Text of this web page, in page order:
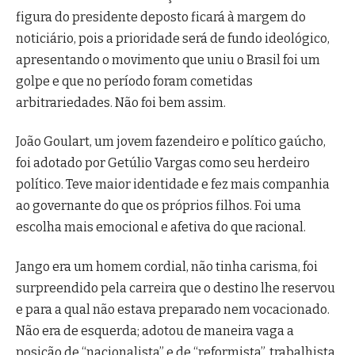
figura do presidente deposto ficará à margem do
noticiário, pois a prioridade será de fundo ideológico,
apresentando o movimento que uniu o Brasil foi um
golpe e que no período foram cometidas
arbitrariedades. Não foi bem assim.
João Goulart, um jovem fazendeiro e político gaúcho,
foi adotado por Getúlio Vargas como seu herdeiro
político. Teve maior identidade e fez mais companhia
ao governante do que os próprios filhos. Foi uma
escolha mais emocional e afetiva do que racional.
Jango era um homem cordial, não tinha carisma, foi
surpreendido pela carreira que o destino lhe reservou
e para a qual não estava preparado nem vocacionado.
Não era de esquerda; adotou de maneira vaga a
posição de “nacionalista” e de “reformista”, trabalhista